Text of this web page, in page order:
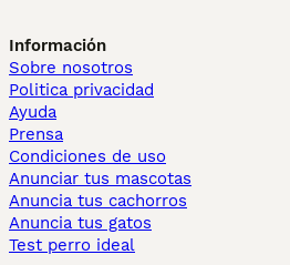
Información
Sobre nosotros
Politica privacidad
Ayuda
Prensa
Condiciones de uso
Anunciar tus mascotas
Anuncia tus cachorros
Anuncia tus gatos
Test perro ideal